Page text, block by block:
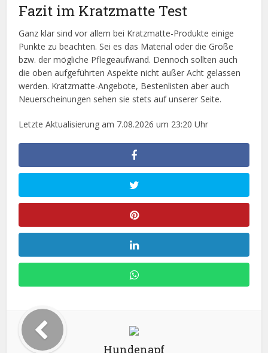
Fazit im Kratzmatte Test
Ganz klar sind vor allem bei Kratzmatte-Produkte einige
Punkte zu beachten. Sei es das Material oder die Größe
bzw. der mögliche Pflegeaufwand. Dennoch sollten auch
die oben aufgeführten Aspekte nicht außer Acht gelassen
werden. Kratzmatte-Angebote, Bestenlisten aber auch
Neuerscheinungen sehen sie stets auf unserer Seite.
Letzte Aktualisierung am 7.08.2026 um 23:20 Uhr
Hundenapf